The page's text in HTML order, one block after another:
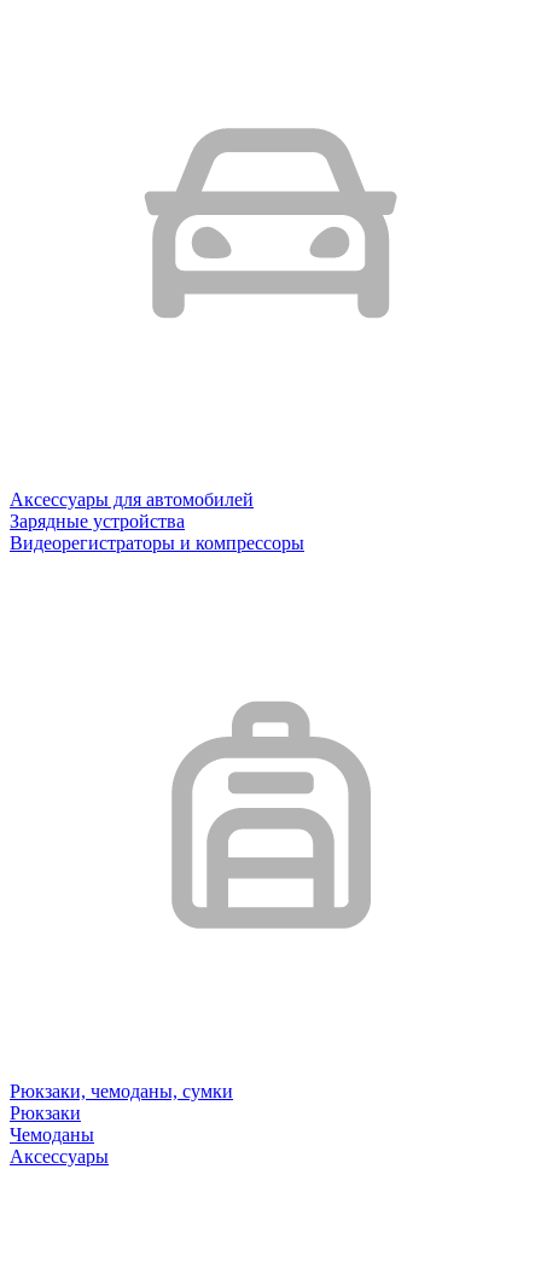
Аксессуары для автомобилей
Зарядные устройства
Видеорегистраторы и компрессоры
Рюкзаки, чемоданы, сумки
Рюкзаки
Чемоданы
Аксессуары